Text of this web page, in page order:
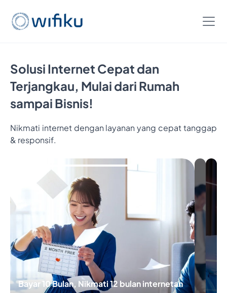
Solusi Internet Cepat dan
Terjangkau, Mulai dari Rumah
sampai Bisnis!
Nikmati internet dengan layanan yang cepat tanggap
& responsif.
Bayar 10 Bulan, Nikmati 12 bulan internetan